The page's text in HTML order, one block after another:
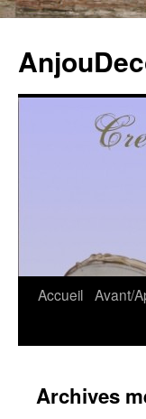
contenu
Accueil Avant/
Archives